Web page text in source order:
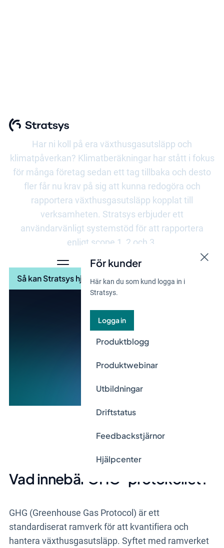
För kunder
Här kan du som kund logga in i
Stratsys.
Logga in
Produktblogg
Produktwebinar
Utbildningar
Driftstatus
Feedbackstjärnor
Hjälpcenter
Har ni koll på era växthusgasutsläpp och
klimatpåverkan? Klimatberäkningar har stått i fokus
för många företag sedan ett tag tillbaka och desto
fler får nu krav på sig att kunna redogöra och
rapportera växthusgasutsläpp kopplat till
verksamheten. Stratsys erbjuder ett
användarvänligt systemstöd för att rapportera
enligt scope 1, 2 och 3.
Så kan Stratsys hjälpa er
Vad innebär GHG-protokollet?
GHG (Greenhouse Gas Protocol) är ett
standardiserat ramverk för att kvantifiera och
hantera växthusgasutsläpp. Syftet med ramverket